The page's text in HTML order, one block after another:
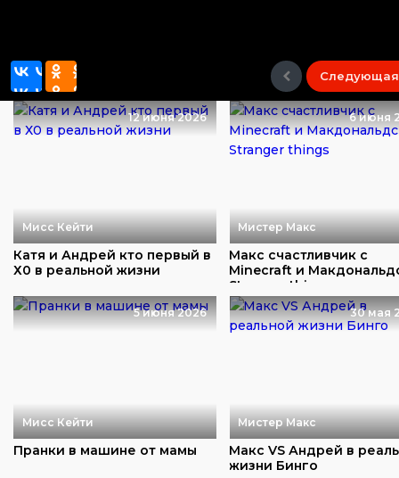
Следующая
12 июня 2026
Мисс Кейти
Катя и Андрей кто первый в
Х0 в реальной жизни
6 июня
Мистер Макс
Макс счастливчик с
Minecraft и
Stranger things
5 июня 2026
Мисс Кейти
Пранки в машине от мамы
30 мая
Мистер Макс
Макс VS Андрей в
жизни Бинго